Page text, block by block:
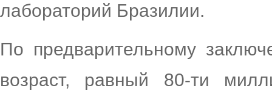
лабораторий Бразилии.
По предварительному
возраст, равный 80-ти